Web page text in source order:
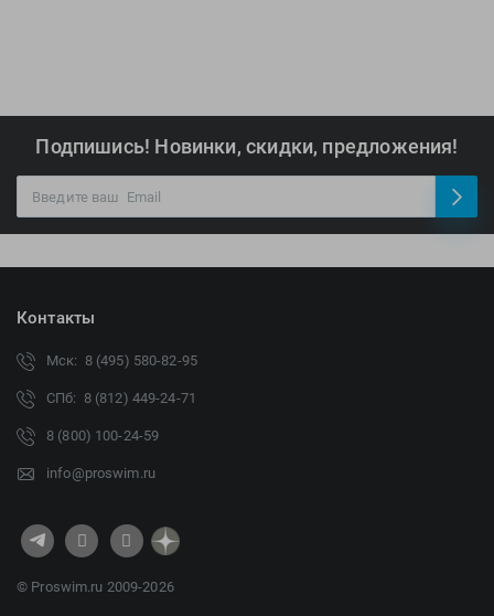
Подпишись! Новинки, скидки, предложения!
Контакты
Мск: 8 (495) 580-82-95
СПб: 8 (812) 449-24-71
8 (800) 100-24-59
info@proswim.ru
© Proswim.ru 2009-2026